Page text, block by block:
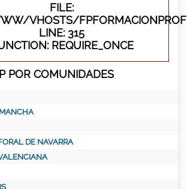
FILE:
VHOSTS/
LINE: 315
REQUIRE_ONCE
POR COMUNIDADES
DE NAVARRA